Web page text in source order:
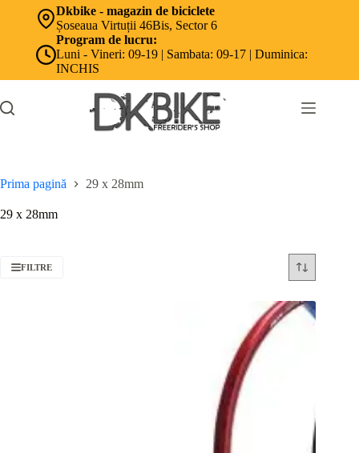
Dkbike - magazin de biciclete
Șoseaua Virtuții 46Bis, Sector 6
Program de lucru:
Luni - Vineri: 09-19 | Sambata: 09-17 | Duminica:
INCHIS
Prima pagină 29 x 28mm
29 x 28mm
FILTRE